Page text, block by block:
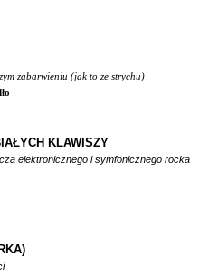
zabarwieniu (jak to ze strychu)
KLAWISZY
elektronicznego i symfonicznego rocka